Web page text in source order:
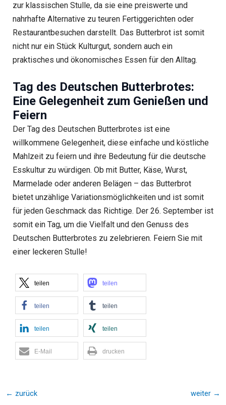
zur klassischen Stulle, da sie eine preiswerte und
nahrhafte Alternative zu teuren Fertiggerichten oder
Restaurantbesuchen darstellt. Das Butterbrot ist somit
nicht nur ein Stück Kulturgut, sondern auch ein
praktisches und ökonomisches Essen für den Alltag.
Tag des Deutschen Butterbrotes:
Eine Gelegenheit zum Genießen und
Feiern
Der Tag des Deutschen Butterbrotes ist eine
willkommene Gelegenheit, diese einfache und köstliche
Mahlzeit zu feiern und ihre Bedeutung für die deutsche
Esskultur zu würdigen. Ob mit Butter, Käse, Wurst,
Marmelade oder anderen Belägen – das Butterbrot
bietet unzählige Variationsmöglichkeiten und ist somit
für jeden Geschmack das Richtige. Der 26. September ist
somit ein Tag, um die Vielfalt und den Genuss des
Deutschen Butterbrotes zu zelebrieren. Feiern Sie mit
einer leckeren Stulle!
teilen teilen
teilen teilen
teilen teilen
E-Mail drucken
← zurück weiter →